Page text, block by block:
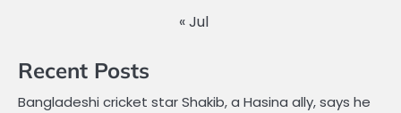
« Jul
Recent Posts
Bangladeshi cricket star Shakib, a Hasina ally, says he